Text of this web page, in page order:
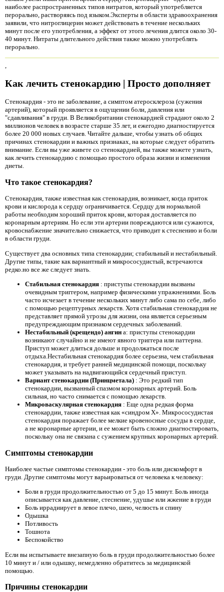
наиболее распространенных типов нитратов, который употребляется
перорально, растворяясь под языком.Эксперты в области здравоохранения
заявили, что нитроглицерин может действовать в течение нескольких
минут после его употребления, а эффект от этого лечения длится около 30-
40 минут. Нитраты длительного действия также можно употреблять
перорально.
Как лечить стенокардию | Просто дополняет
Стенокардия - это не заболевание, а симптом атеросклероза (сужения
артерий), который проявляется в ощущении боли, давления или
"сдавливания" в груди. В Великобритании стенокардией страдают около 2
миллионов человек в возрасте старше 35 лет, и ежегодно диагностируется
более 20 000 новых случаев. Читайте дальше, чтобы узнать об общих
причинах стенокардии и важных признаках, на которые следует обратить
внимание. Если вы уже живете со стенокардией, вы также можете узнать,
как лечить стенокардию с помощью простого образа жизни и изменения
диеты.
Что такое стенокардия?
Стенокардия, также известная как стенокардия, возникает, когда приток
крови и кислорода к сердцу ограничивается. Сердцу для нормальной
работы необходим хороший приток крови, которая доставляется по
коронарным артериям. Но если эти артерии повреждаются или сужаются,
кровоснабжение значительно снижается, что приводит к стеснению и боли
в области груди.
Существует два основных типа стенокардии; стабильный и нестабильный.
Другие типы, такие как вариантный и микрососудистый, встречаются
редко.но все же следует знать.
Стабильная стенокардия : приступы стенокардии вызваны
очевидным триггером, например физическими упражнениями. Боль
часто исчезает в течение нескольких минут либо сама по себе, либо
с помощью рецептурных лекарств. Хотя стабильная стенокардия не
представляет прямой угрозы для жизни, она является серьезным
предупреждающим признаком сердечных заболеваний.
Нестабильный (крещендо) ангин a: приступы стенокардии
возникают случайно и не имеют явного триггера или паттерна.
Приступ может длиться дольше и продолжаться после
отдыха.Нестабильная стенокардия более серьезна, чем стабильная
стенокардия, и требует ранней медицинской помощи, поскольку
может указывать на надвигающийся сердечный приступ.
Вариант стенокардии (Принцметала) : Это редкий тип
стенокардии, вызванный спазмом коронарных артерий. Боль
сильная, но часто снимается с помощью лекарств.
Микроваскулярная стенокардия : Еще одна редкая форма
стенокардии, также известная как «синдром X». Микрососудистая
стенокардия поражает более мелкие кровеносные сосуды в сердце,
а не коронарные артерии, и ее может быть сложно диагностировать,
поскольку она не связана с сужением крупных коронарных артерий.
Симптомы стенокардии
Наиболее частые симптомы стенокардии - это боль или дискомфорт в
груди. Другие симптомы могут варьироваться от человека к человеку:
Боли в груди продолжительностью от 5 до 15 минут. Боль иногда
описывается как давление, стеснение, удушье или жжение в груди
Боль иррадиирует в левое плечо, шею, челюсть и спину
Одышка
Потливость
Тошнота
Беспокойство
Если вы испытываете внезапную боль в груди продолжительностью более
10 минут и / или одышку, немедленно обратитесь за медицинской
помощью.
Причины стенокардии